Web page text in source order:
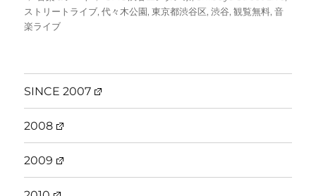
稿
日:
テ
ゴ
グ
ストリートライブ,代々木公園,東京都渋谷区,渋谷,観覧無料,音
楽ライブ
SINCE 2007
2008
2009